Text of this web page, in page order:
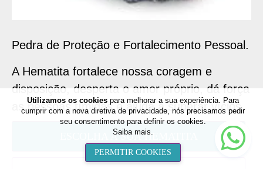
Utilizamos os cookies para melhorar a sua experiência. Para
cumprir com a nova diretiva de privacidade, nós precisamos pedir
seu consentimento para definir os cookies.
Saiba mais.
PERMITIR COOKIES
Pedra de Proteção e Fortalecimento Pessoal.
A Hematita fortalece nossa coragem e
disposição, desperta o amor próprio, dá força
as pessoas tímidas e ajuda a superar vícios.
ESCOLHA A SUA HEMATITA